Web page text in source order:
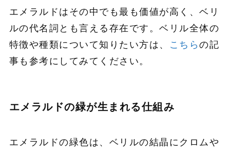
エメラルドはその中でも最も価値が高く、ベリ
ルの代名詞とも言える存在です。ベリル全体の
特徴や種類について知りたい方は、
こちらの記
事も参考にしてみてください。
エメラルドの緑が生まれる仕組み
エメラルドの緑色は、ベリルの結晶にクロムや